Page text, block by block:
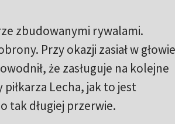
zbudowanymi rywalami.
Przy okazji zasiał w głowie
że zasługuje na kolejne
Lecha, jak to jest
tak długiej przerwie.